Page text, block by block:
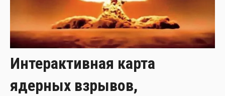
Интерактивная карта
ядерных взрывов,